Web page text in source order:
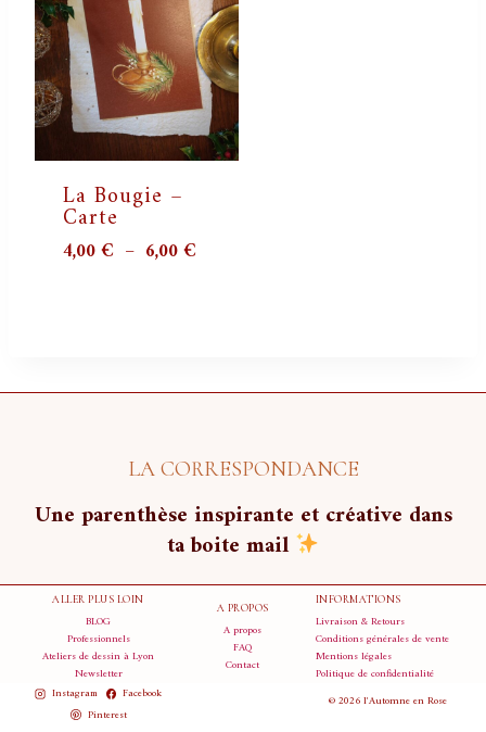
La Bougie –
Carte
4,00€ – 6,00€
LA CORRESPONDANCE
Une parenthèse inspirante et créative dans
ta boite mail
ALLER PLUS LOIN
BLOG
Professionnels
Ateliers de dessin à Lyon
Newsletter
A PROPOS
A propos
FAQ
Contact
INFORMATIONS
Livraison & Retours
Conditions générales de vente
Mentions légales
Politique de confidentialité
Instagram
Facebook
Pinterest
© 2026 l'Automne en Rose